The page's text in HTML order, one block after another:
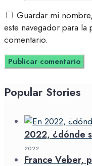
Guardar mi
este navegador para la
comentario.
Popular Stories
2022, ¿dónde
2022
France Veber,